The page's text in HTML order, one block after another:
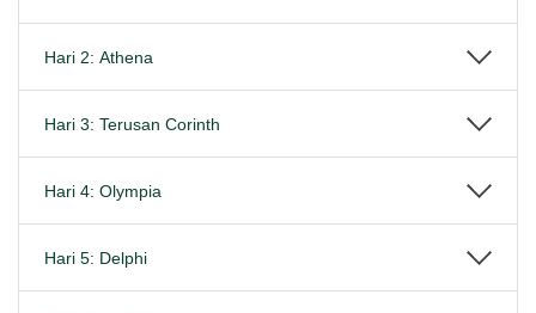
Hari 2: Athena
Hari 3: Terusan Corinth
Hari 4: Olympia
Hari 5: Delphi